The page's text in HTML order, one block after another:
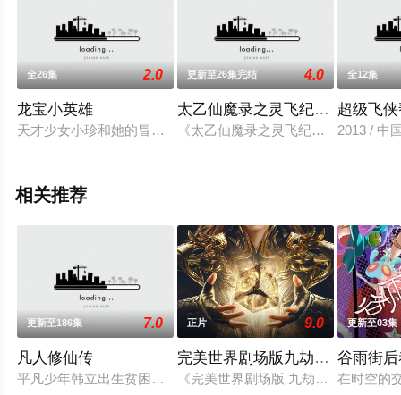
全26集 2.0
龙宝小英雄
天才少女小珍和她的冒险家爷爷发现了“恐龙小岛”，岛上种类
更新至26集完结 4.0
太乙仙魔录之灵飞纪 第二季
《太乙仙魔录之灵飞纪》是一部原
全12集
超级飞
2013 / 中
相关推荐
更新至186集 7.0
凡人修仙传
平凡少年韩立出生贫困，为了让家人过上更好的生活，自愿前
正片 9.0
​完美世界剧场版九劫焚天​
《完美世界剧场版 九劫焚天》是动
更新至03集
谷雨街
在时空的